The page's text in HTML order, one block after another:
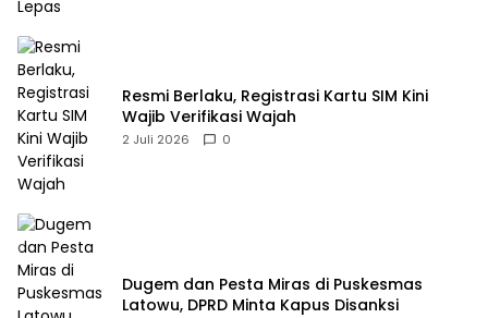
Resmi Berlaku, Registrasi Kartu SIM Kini
Wajib Verifikasi Wajah
2 Juli 2026 0
Dugem dan Pesta Miras di Puskesmas
Latowu, DPRD Minta Kapus Disanksi